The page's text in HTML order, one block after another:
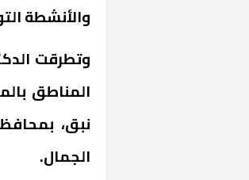
والأنشطة
وتطرقت
المناطق
نبق،
الجمال.